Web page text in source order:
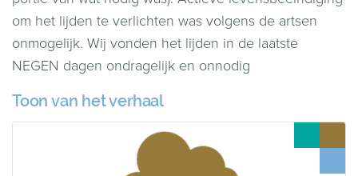
om het lijden te verlichten was volgens de artsen
onmogelijk. Wij vonden het lijden in de laatste
NEGEN dagen ondragelijk en onnodig
Toon van het verhaal